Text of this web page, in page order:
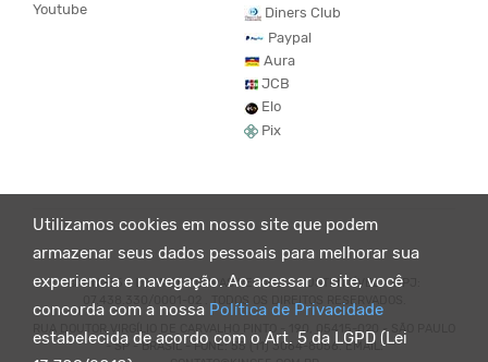
Utilizamos cookies em nosso site que podem
armazenar seus dados pessoais para melhorar sua
experiencia e navegação. Ao acessar o site, você
concorda com a nossa Política de Privacidade
estabelecida de acordo com o Art. 5 da LGPD (Lei
Youtube
Diners Club
Paypal
Aura
JCB
Elo
Pix
© KING55 - LOJA DE ROUPAS VEGANO E SUSTENTÁVEL. CNPJ:
07.438.330/0001-02 . TODOS OS DIREITOS RESERVADOS.
RUA DOUTOR VIRGÍLIO DE CARVALHO PINTO - 190, 05415-020 - SÃO PAULO
- SP - BRASIL - FONE: 55 (11) 3064-8056. EMAIL: